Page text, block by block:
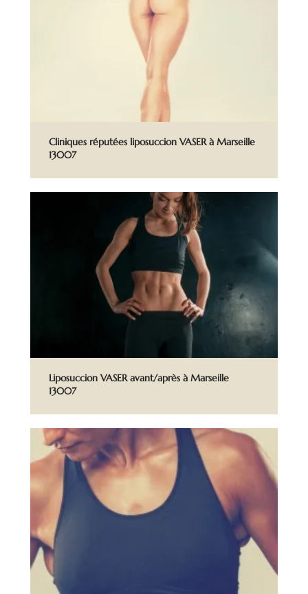
Cliniques réputées liposuccion VASER à Marseille
13007
Liposuccion VASER avant/après à Marseille
13007